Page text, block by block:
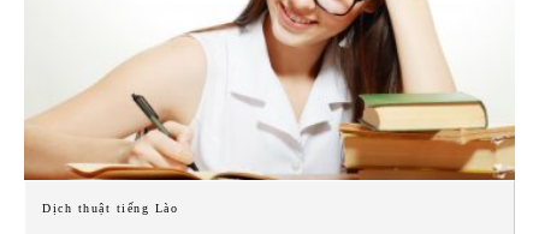
Dịch thuật tiếng Lào